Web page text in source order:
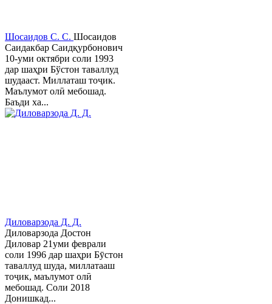
Шосаидов С. С. Шосаидов
Саидакбар Саидқурбонович
10-уми октябри соли 1993
дар шаҳри Бўстон таваллуд
шудааст. Миллаташ тоҷик.
Маълумот олӣ мебошад.
Баъди ха...
Диловарзода Д. Д.
Диловарзода Достон
Диловар 21уми феврали
соли 1996 дар шаҳри Бӯстон
таваллуд шуда, миллатааш
тоҷик, маълумот олӣ
мебошад. Соли 2018
Донишкад...